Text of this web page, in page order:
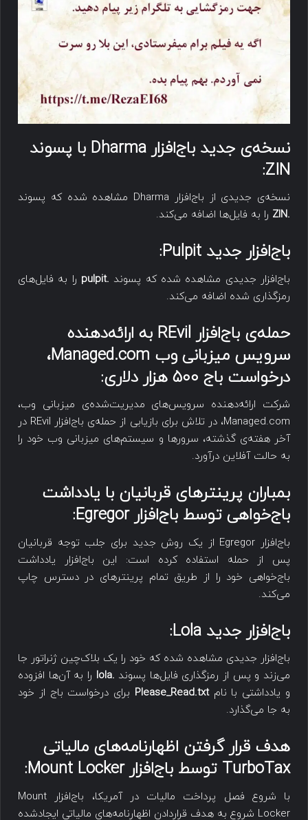
نسخه‌ی جدید باج‌افزار Dharma با پسوند
ZIN
:
نسخه‌ی جدیدی از باج‌افزار Dharma مشاهده شده که پسوند
.ZIN
را به فایل‌ها اضافه می‌کند.
باج‌افزار جدید Pulpit
:
باج‌افزار جدیدی مشاهده شده که پسوند .pulpit
را به فایل‌های
رمزگذاری شده اضافه می‌کند.
حمله‌ی باج‌افزار REvil به ارائه‌دهنده
سرویس‌ میزبانی وب Managed.com،
درخواست باج 500 هزار دلاری:
شرکت ارائه‌دهنده سرویس‌های مدیریت‌شده‌ی میزبانی وب،
Managed.com، در تلاش برای بازیابی از حمله‌ی باج‌افزار REvil در
آخر هفته‌ی گذشته، سرورها و سیستم‌های میزبانی وب خود را
به حالت آفلاین درآورد.
بمباران پرینترهای قربانیان با یادداشت
باج‌خواهی توسط باج‌افزارEgregor
:
باج‌افزار Egregor از یک روش جدید برای جلب توجه قربانیان
پس از حمله استفاده کرده است: این باج‌افزار یادداشت
باج‌خواهی خود را از طریق تمام پرینترهای در دسترس چاپ
می‌کند.
باج‌افزار جدید Lola
:
باج‌افزار جدیدی مشاهده شده که خود را یک بلاک‌چین ژنراتور جا
می‌زند و پس از رمزگذاری فایل‌ها پسوند .lola
را به آن‌ها افزوده
و یادداشتی با نامPlease_Read.txt برای درخواست باج از خود
به جا می‌گذارد.
هدف قرار گرفتن اظهارنامه‌های مالیاتی
TurboTax توسط باج‌افزارMount Locker
:
با شروع فصل پرداخت مالیات در آمریکا، باج‌افزار Mount
Locker شروع به هدف قراردادن اظهارنامه‌های مالیاتی ایجادشده